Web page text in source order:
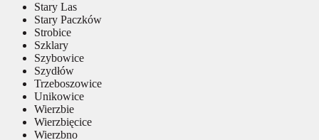
Stary Las
Stary Paczków
Strobice
Szklary
Szybowice
Szydłów
Trzeboszowice
Unikowice
Wierzbie
Wierzbięcice
Wierzbno